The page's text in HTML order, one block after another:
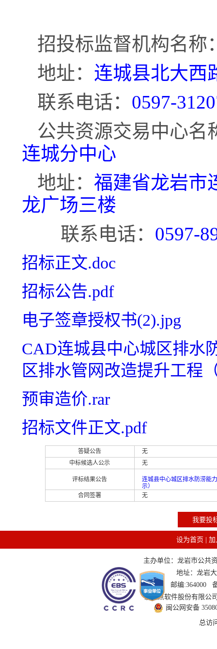
招投标监督机构名称
地址： 连城县北大西
联系电话： 0597-
公共资源交易中心名
连城分中心
地址： 福建省龙岩市
龙广场三楼
联系电话： 0597-
招标正文.doc
招标公告.pdf
电子签章授权书(2).jpg
CAD连城县中心城区排水
区排水管网改造提升工程
预审造价.rar
招标文件正文.pdf
答疑公告
无
中标候选人公示
无
评标结果公告
连城县中心城区排水防涝能
示）
合同签署
无
我要投
设为首页 加
主办单位：龙岩市公共
地址：龙岩
邮编:364000
技术支持：国泰新点软件股份有限
闽公网安备
总访